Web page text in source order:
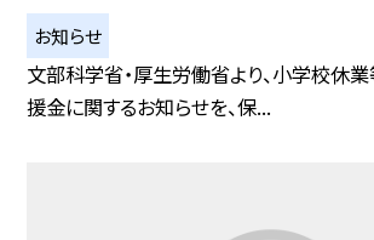
お知らせ
文部科学省・厚生労働省より、小学校休
援金に関するお知らせを、保...